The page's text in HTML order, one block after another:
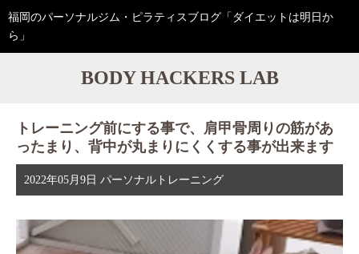
福岡のパーソナルジム・ピラティスブログ「ダイエットは明日か
ら」
BODY HACKERS LAB
トレーニング前にする事で、肩甲骨周りの筋があ
ったまり、背中が丸まりにくくする事が出来ます
2022年05月9日 パーソナルトレーニング
画